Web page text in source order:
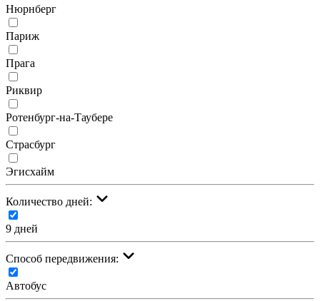
Нюрнберг
Париж
Прага
Риквир
Ротенбург-на-Таубере
Страсбург
Эгисхайм
Количество дней:
9 дней
Cпособ передвижения:
Автобус